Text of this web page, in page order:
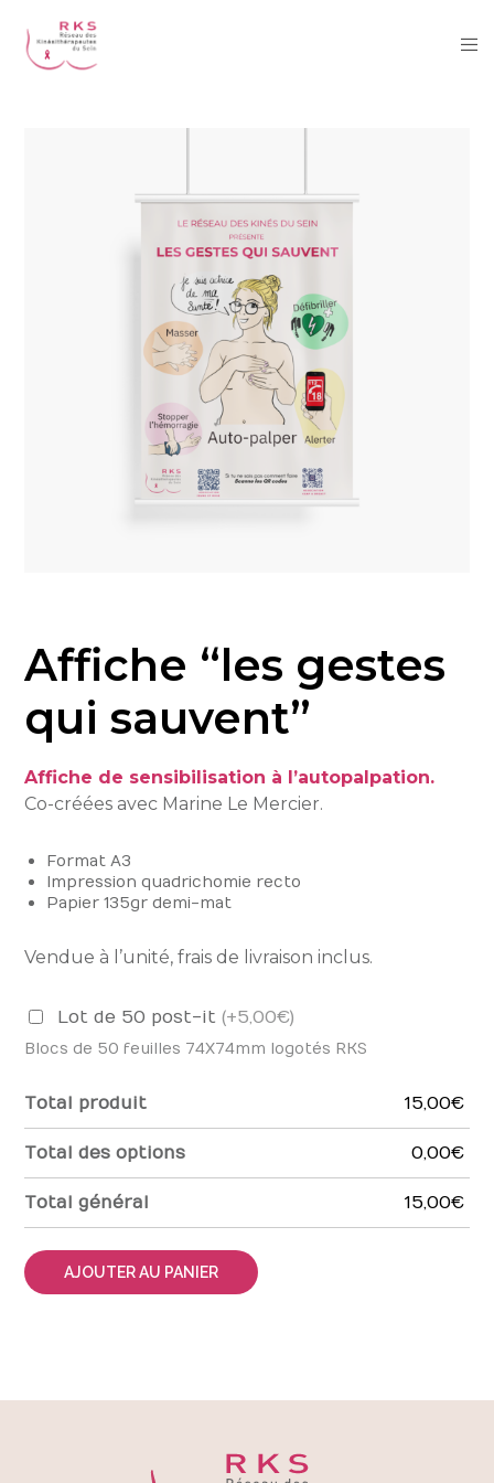
Affiche “les gestes
qui sauvent”
Affiche de sensibilisation à l’autopalpation.
Co-créées avec Marine Le Mercier.
Format A3
Impression quadrichomie recto
Papier 135gr demi-mat
Vendue à l’unité, frais de livraison inclus.
Lot de 50 post-it(+5,00 €)
Blocs de 50 feuilles 74X74mm logotés RKS
Total produit 15,00 €
Total des options 0,00 €
Total général 15,00 €
AJOUTER AU PANIER